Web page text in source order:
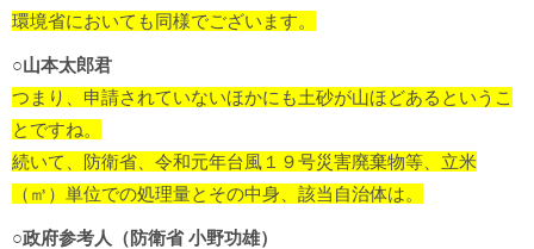
環境省においても同様でございます。
○山本太郎君
つまり、申請されていないほかにも土砂が山ほどあるというこ
とですね。
続いて、防衛省、令和元年台風１９号災害廃棄物等、立米
（㎥）単位での処理量とその中身、該当自治体は。
○政府参考人（防衛省 小野功雄）